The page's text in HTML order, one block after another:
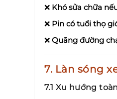
❌ Khó sửa chữa
❌ Pin có tuổi thọ
❌ Quãng đường
7. Làn sóng
7.1 Xu hướng